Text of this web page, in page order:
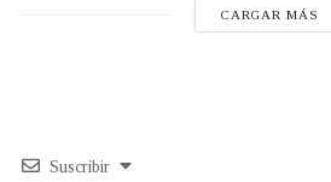
CARGAR MÁS
Suscribir